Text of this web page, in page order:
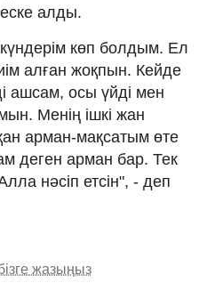
алды.
көп болдым. Ел
алған жоқпын. Кейде
ашсам, осы үйді мен
Менің ішкі жан
арман-мақсатым өте
деген арман бар. Тек
нәсіп етсін", - деп
жазыңыз